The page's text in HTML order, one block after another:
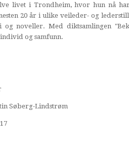
livet i Trondheim, hvor hun nå
20 år i ulike veileder- og
og noveller. Med diktsamlingen
og samfunn.
Søberg-Lindstrøm